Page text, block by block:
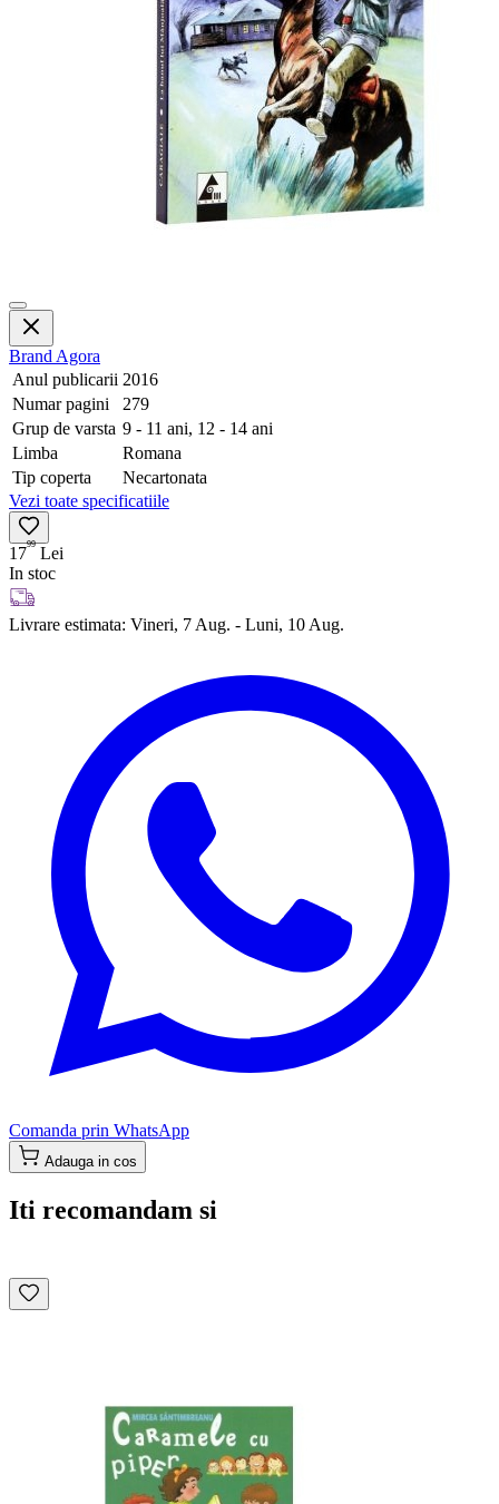
Brand Agora
Anul publicarii 2016
Numar pagini
279
Grup de varsta 9 - 11 ani, 12 - 14 ani
Limba
Romana
Tip coperta
Necartonata
Vezi toate specificatiile
1799 Lei
In stoc
Livrare estimata: Vineri, 7 Aug. - Luni, 10 Aug.
Comanda prin WhatsApp
Adauga in cos
Iti recomandam si